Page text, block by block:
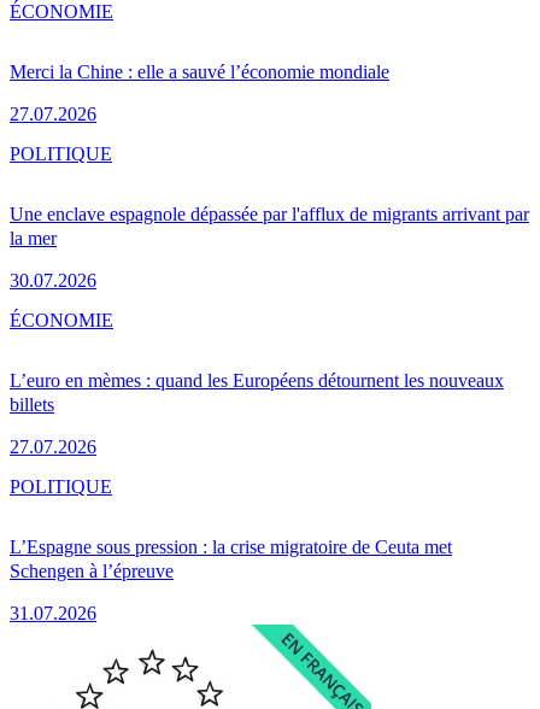
Merci la Chine : elle a sauvé l’économie mondiale
27.07.2026
ÉCONOMIE
Une enclave espagnole dépassée par l'afflux de migrants arrivant par
la mer
30.07.2026
POLITIQUE
L’euro en mèmes : quand les Européens détournent les nouveaux
billets
27.07.2026
ÉCONOMIE
L’Espagne sous pression : la crise migratoire de Ceuta met
Schengen à l’épreuve
31.07.2026
POLITIQUE